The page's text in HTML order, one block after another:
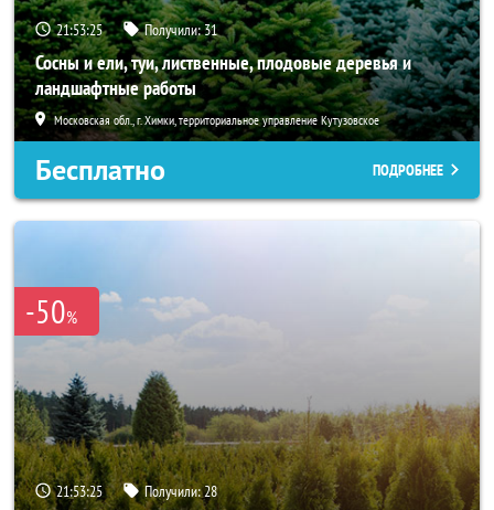
21:53:24 Получили:31
Сосны и ели, туи, лиственные, плодовые деревья и
ландшафтные работы
Московская обл., г. Химки, территориальное управление Кутузовское
Бесплатно ПОДРОБНЕЕ
-50%
21:53:24 Получили:28